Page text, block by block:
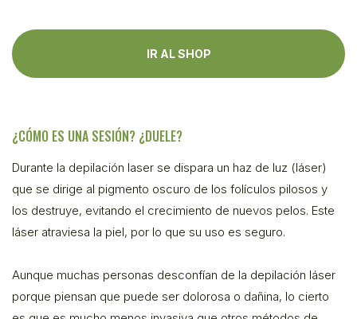
IR AL SHOP
¿CÓMO ES UNA SESIÓN? ¿DUELE?
Durante la depilación laser se dispara un haz de luz (láser)
que se dirige al pigmento oscuro de los folículos pilosos y
los destruye, evitando el crecimiento de nuevos pelos. Este
láser atraviesa la piel, por lo que su uso es seguro.
Aunque muchas personas desconfían de la depilación láser
porque piensan que puede ser dolorosa o dañina, lo cierto